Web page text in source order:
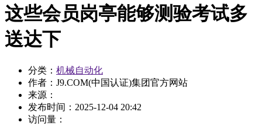
这些会员岗亭能够测验考试多
送达下
分类： 机械自动化
作者：J9.COM(中国认证)集团官方网站
来源：
发布时间： 2025-12-04 20:42
访问量：